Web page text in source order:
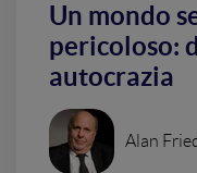
Un mondo
pericoloso:
autocrazia
Alan